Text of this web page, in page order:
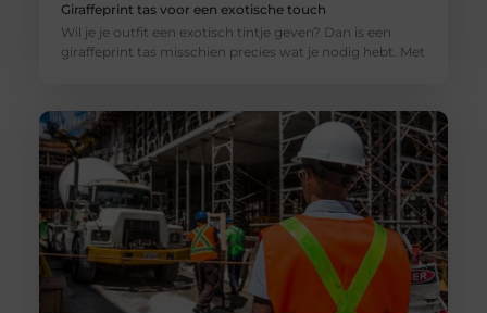
Giraffeprint tas voor een exotische touch
Wil je je outfit een exotisch tintje geven? Dan is een
giraffeprint tas misschien precies wat je nodig hebt. Met